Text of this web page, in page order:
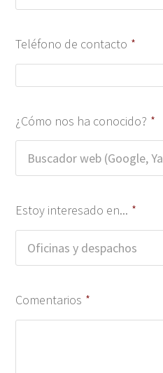
Teléfono de contacto *
¿Cómo nos ha conocido? *
Estoy interesado en... *
Comentarios *